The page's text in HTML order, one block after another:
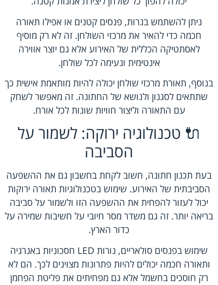
ניתן להשתמש בנרות, פנסים קטנים או אפילו תאורה
חכמה כדי להאיר את מרכזי השולחן. זה לא רק מוסיף
לאסתטיקה הכללית של האירוע אלא גם יוצר אווירה
אינטימית ונעימה לכל שולחן.
בנוסף, תאורת מרכזי שולחן יכולה להיות מותאמת אישית כך
שתתאים לסגנון ולנושא של החתונה. זה מאפשר לשחק
עם התאורה וליצור חוויות שונות לכל אורח.
🔌 טכנולוגיה ירוקה: לשמור על
הסביבה
בעת תכנון חתונה, חשוב לקחת בחשבון גם את ההשפעה
הסביבתית של האירוע. שימוש בטכנולוגיות תאורה ירוקות
יכול לעזור להפחית את ההשפעה הזו ולשמור על סביבה
בריאה יותר. זה גם משדר מסר חיובי על חשיבות שמירה על
כדור הארץ.
שימוש בפנסים סולאריים, נורות LED חסכוניות באנרגיה
ותאורה חכמה יכולים להיות פתרונות מצוינים לכך. הם לא
רק חוסכים בחשמל אלא גם מפחיתים את פליטת הפחמן